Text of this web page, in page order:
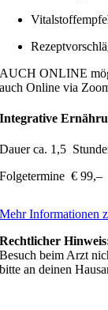
AUCH ONLINE
auch Online via
Integrative
Dauer ca. 1,5
Folgetermine € 99,–
Mehr Informationen
Rechtlicher
Besuch beim Arzt
bitte an deinen